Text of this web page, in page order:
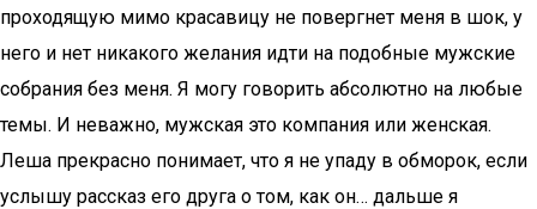
проходящую мимо красавицу не повергнет меня в шок, у
него и нет никакого желания идти на подобные мужские
собрания без меня. Я могу говорить абсолютно на любые
темы. И неважно, мужская это компания или женская.
Леша прекрасно понимает, что я не упаду в обморок, если
услышу рассказ его друга о том, как он… дальше я